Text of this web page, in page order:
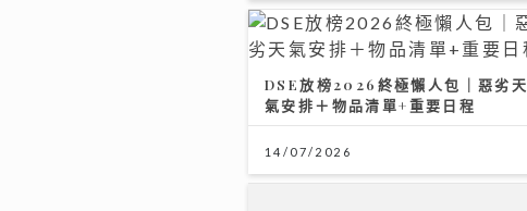
DSE放榜2026終極懶人包｜惡劣天
氣安排＋物品清單+重要日程
14/07/2026